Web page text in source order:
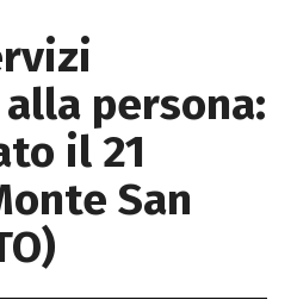
persona:
il 21
San